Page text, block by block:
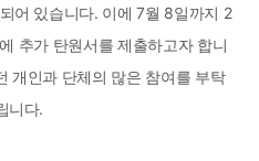
어 있습니다. 이에 7월 8일까지 2
추가 탄원서를 제출하고자 합니
개인과 단체의 많은 참여를 부탁
니다.